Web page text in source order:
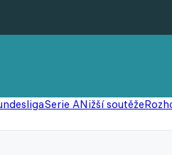
Serie ANižší soutěže